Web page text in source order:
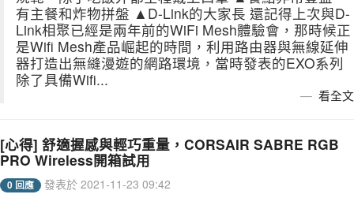
有主餐和炸物拼盤 ▲D-Link的大家長 還記得上次與D-
Link相聚已經是兩年前的WiFi Mesh體驗會，那時候正
是Wifi Mesh產品崛起的時間，利用路由器與無線延伸
器打造出無縫漫遊的網路環境，當時發表的EXO系列
除了具備Wifi...
看全文
[心得] 舒適握感與輕巧重量，CORSAIR SABRE RGB
PRO Wireless開箱試用
0 回應 發表於 2021-11-23 09:42